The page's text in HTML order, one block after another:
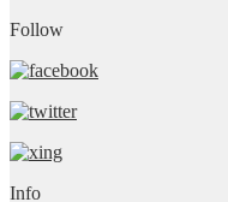
Follow
Info